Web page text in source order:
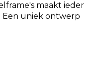
maakt ieder
Een uniek ontwerp
is